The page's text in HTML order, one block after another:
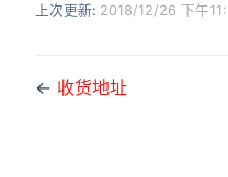
上次更新: 2018/12/26 下午
← 收货地址